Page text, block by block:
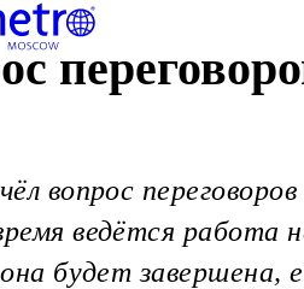
вопрос
ведётся работа
будет завершена,